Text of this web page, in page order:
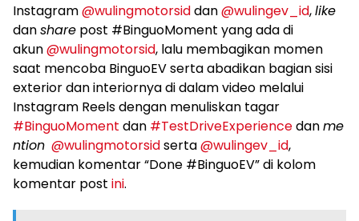
Instagram@wulingmotorsiddan@wulingev_id,like
danshare post #BinguoMoment yang ada di
akun@wulingmotorsid, lalu membagikan momen
saat mencoba BinguoEV serta abadikan bagian sisi
exterior dan interiornya di dalam video melalui
Instagram Reels dengan menuliskan tagar
#BinguoMoment dan #TestDriveExperiencedanme
ntion @wulingmotorsidserta@wulingev_id,
kemudian komentar “Done #BinguoEV” di kolom
komentar post ini.